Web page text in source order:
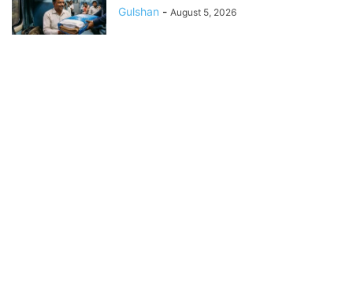
Gulshan - August 5, 2026